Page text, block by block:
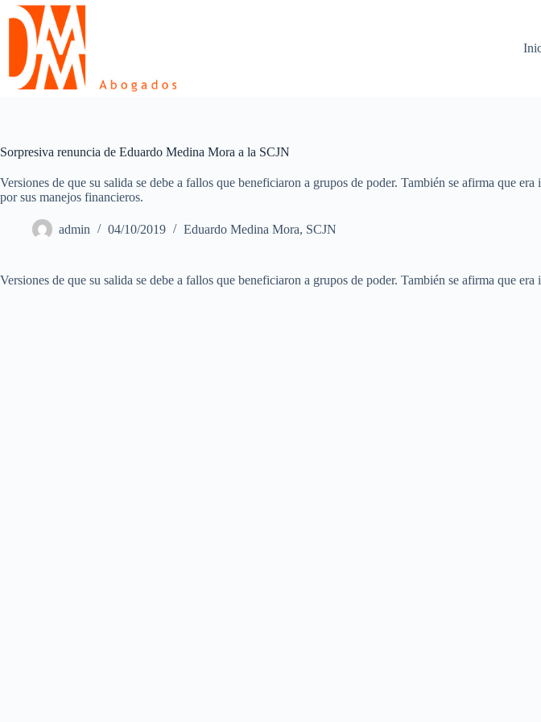
Skip
content
Sorpresiva renuncia de Eduardo Medina Mora a la SCJN
Versiones de que su salida se debe a fallos que beneficiaron a grupos de poder. También se afirma que era
por sus manejos financieros.
admin 04/10/2019 Eduardo Medina Mora, SCJN
Versiones de que su salida se debe a fallos que beneficiaron a grupos de poder. También se afirma que